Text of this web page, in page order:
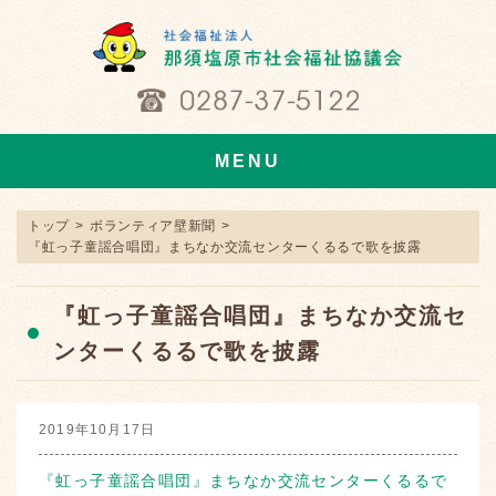
MENU
トップ > ボランティア壁新聞 >
『虹っ子童謡合唱団』まちなか交流センターくるるで歌を披露
『虹っ子童謡合唱団』まちなか交流セ
ンターくるるで歌を披露
2019年10月17日
『虹っ子童謡合唱団』まちなか交流センターくるるで